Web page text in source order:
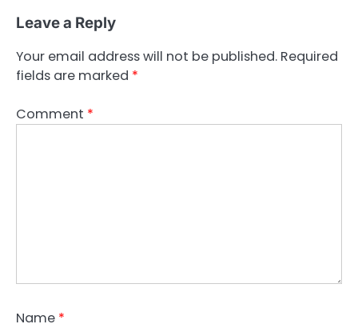
Leave a Reply
Your email address will not be published. Required
fields are marked *
Comment *
Name *